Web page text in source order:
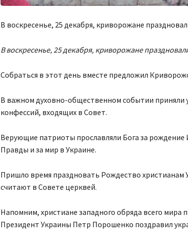
В воскресенье, 25 декабря, криворожане
В воскресенье, 25 декабря, криворожане
Собраться в этот день вместе предложил
В важном духовно-общественном событии приняли
конфессий, входящих в Совет.
Верующие патриоты прославляли Бога за рождение
Правды и за мир в Украине.
Пришло время праздновать Рождество христианам
считают в Совете церквей.
Напомним, христиане западного обряда всего мира
Президент Украины Петр Порошенко поздравил